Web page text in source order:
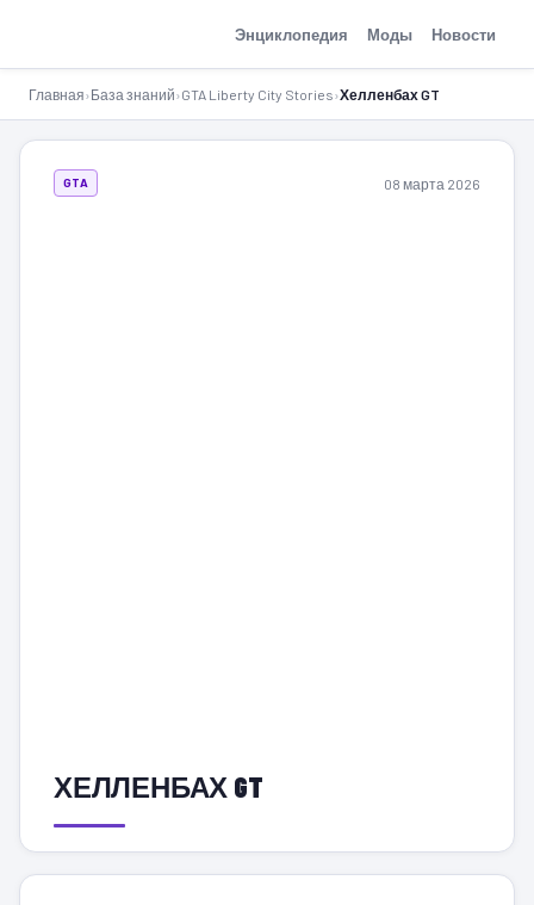
Энциклопедия Моды Новости
Главная›База знаний›GTA Liberty City Stories›Хелленбах GT
GTA 08 марта 2026
ХЕЛЛЕНБАХ GT